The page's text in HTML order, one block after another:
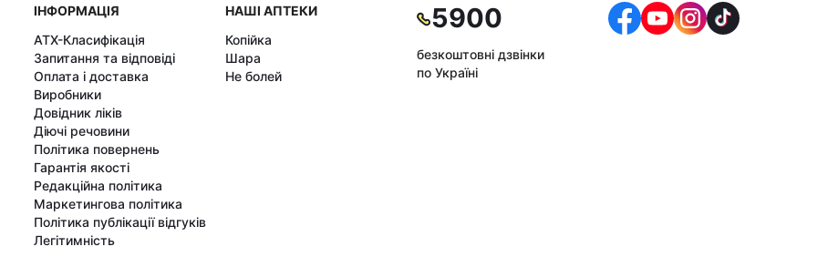
ІНФОРМАЦІЯ
АТХ-Класифікація
Запитання та відповіді
Оплата і доставка
Виробники
Довідник ліків
Діючі речовини
Політика повернень
Гарантія якості
Редакційна політика
Маркетингова політика
Політика публікації відгуків
Легітимність
НАШІ АПТЕКИ
Копійка
Шара
Не болей
5900
безкоштовні дзвінки
по Україні